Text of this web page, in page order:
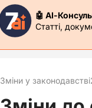
🤖 АІ-
Статті,
Зміни у законодавстві